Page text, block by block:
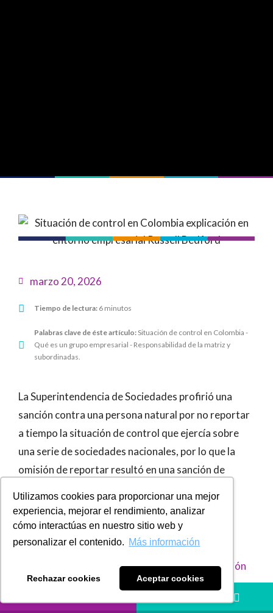
Utilizamos cookies para proporcionar una mejor
experiencia, mejorar el rendimiento, analizar
cómo interactúas en nuestro sitio web y
personalizar el contenido. Más información
Rechazar cookies Aceptar cookies
marzo 20, 2026
Tiempo de lectura: 6 minutos
Palabras clave de éste artículo: Situación de control en Colombia -
Qué es un grupo empresarial - Responsabilidad de la matriz y
subordinadas.
La Superintendencia de Sociedades profirió una
sanción contra una persona natural por no reportar
a tiempo la situación de control que ejercía sobre
una serie de sociedades nacionales, por lo que la
omisión de reportar resultó en una sanción de
aproximadamente.
¿Cuándo hay situación de control?
Se debe analizar cuándo se configura unasituación
de control y con ello se cumplan los supuestos para
estructurarse un grupo empresarial.